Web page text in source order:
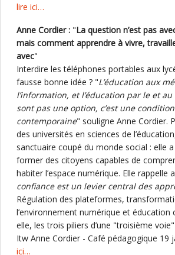
lire ici…
Anne Cordier : "La question n’est pas
mais comment apprendre à vivre,
avec"
Interdire les téléphones portables aux
fausse bonne idée ? "L’éducation aux
l’information, et l’éducation par le et
sont pas une option, c’est une
contemporaine" souligne Anne Cordier.
des universités en sciences de
sanctuaire coupé du monde social : elle
former des citoyens capables de
habiter l’espace numérique. Elle rappelle
confiance est un levier central des
Régulation des plateformes,
l’environnement numérique et éducation
elle, les trois piliers d’une "troisième
Itw Anne Cordier - Café pédagogique 19
ici…